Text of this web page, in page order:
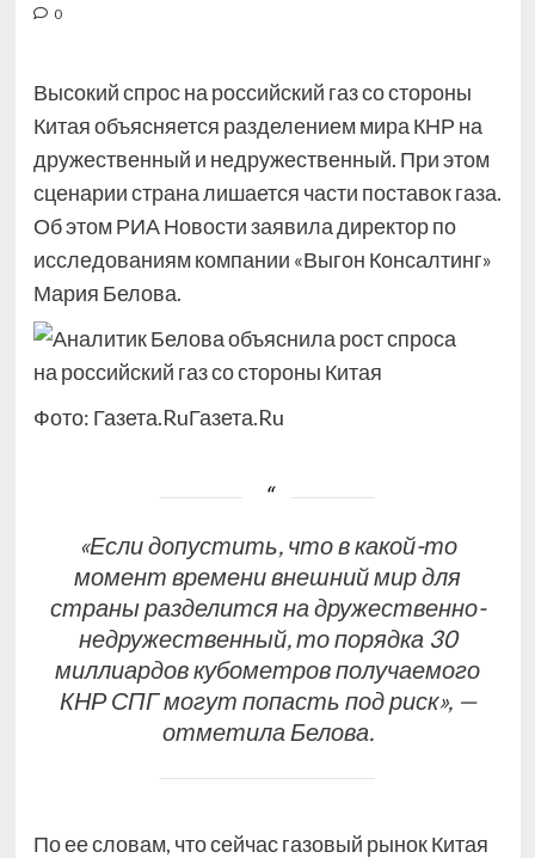
0
Высокий спрос на российский газ со стороны
Китая объясняется разделением мира КНР на
дружественный и недружественный. При этом
сценарии страна лишается части поставок газа.
Об этом РИА Новости заявила директор по
исследованиям компании «Выгон Консалтинг»
Мария Белова.
Фото: Газета.RuГазета.Ru
«Если допустить, что в какой-то
момент времени внешний мир для
страны разделится на дружественно-
недружественный, то порядка 30
миллиардов кубометров получаемого
КНР СПГ могут попасть под риск», —
отметила Белова.
По ее словам, что сейчас газовый рынок Китая